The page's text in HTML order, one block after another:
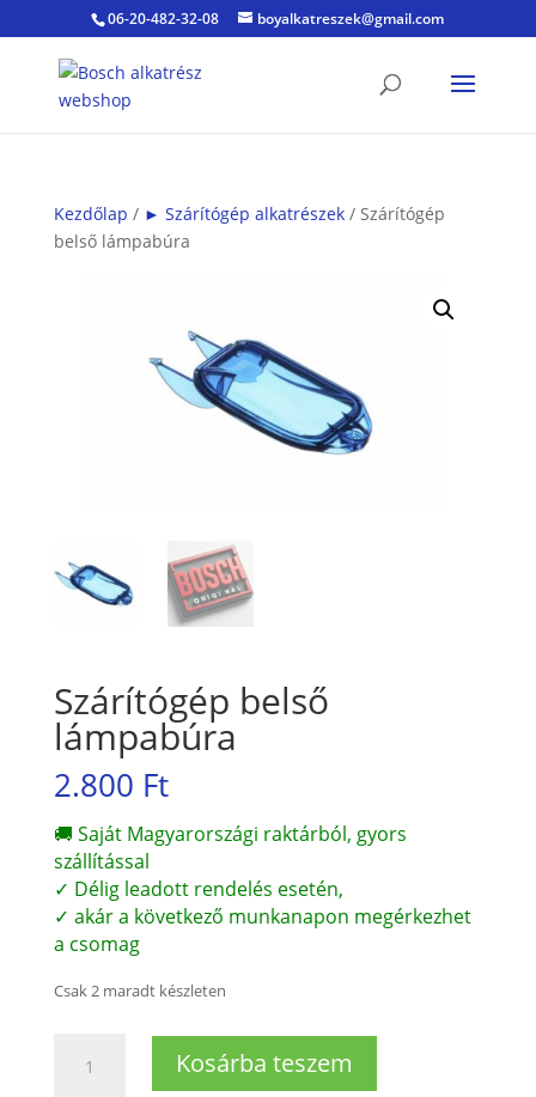
06-20-482-32-08 boyalkatreszek@gmail.com
Kezdőlap / ► Szárítógép alkatrészek/ Szárítógép
belső lámpabúra
Szárítógép belső
lámpabúra
2.800 Ft
🚚 Saját Magyarországi raktárból, gyors
szállítással
✓ Délig leadott rendelés esetén,
✓ akár a következő munkanapon megérkezhet
a csomag
Csak 2 maradt készleten
belső
Kosárba teszem